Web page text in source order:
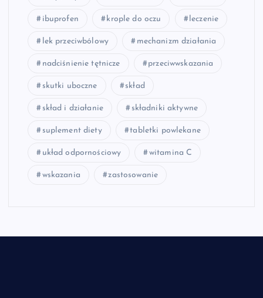
ibuprofen krople do oczu leczenie
lek przeciwbólowy mechanizm działania
nadciśnienie tętnicze przeciwwskazania
skutki uboczne skład
skład i działanie składniki aktywne
suplement diety tabletki powlekane
układ odpornościowy witamina C
wskazania zastosowanie